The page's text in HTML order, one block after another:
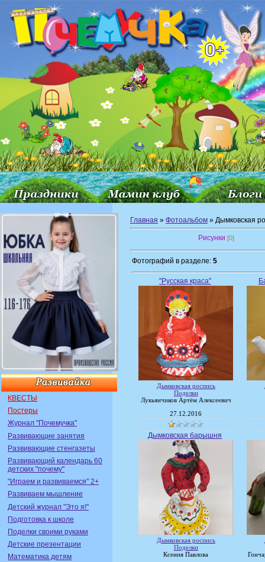
КВЕСТЫ
Постеры
Журнал "Почемучка"
Развивающие занятия
Развивающие стенгазеты
Развивающий календарь 60
детских "почему"
"Играем и развиваемся" 2+
Развиваем мышление
Детский журнал "Это я!"
Подготовка к школе
Поделки своими руками
Детские презентации
Математика детям
Главная » Фотоальбом » Дымковская
Рисунки [0]
Фотографий в разделе: 5
"Русская краса"
Дымковская роспись
Поделки
Лукьянчиков Артём Алексеевич
27.12.2016
Дымковская барышня
Дымковская роспись
Поделки
Ксения Павлова